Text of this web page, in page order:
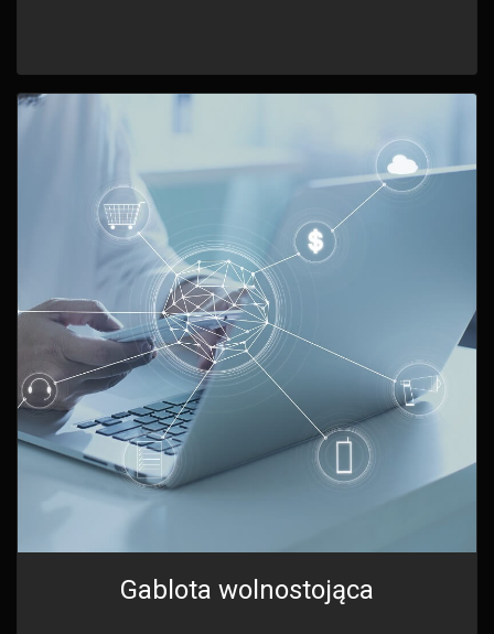
Gablota wolnostojąca